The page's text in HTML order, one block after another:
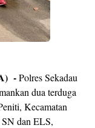
-Polres Sekadau
dua terduga
Kecamatan
dan ELS,